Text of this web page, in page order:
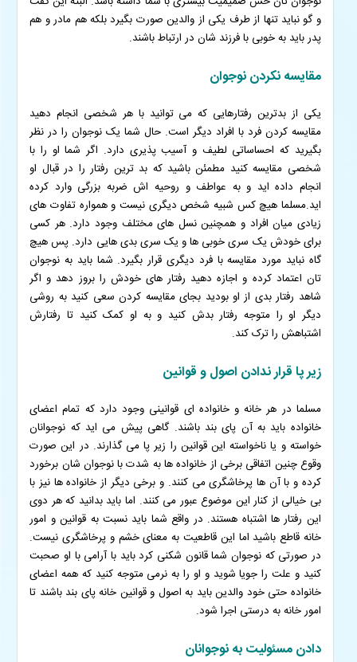
و گو نباید تنها از طرف یکی از والدین صورت بگیرد بلکه هم مادر و هم
پدر باید به خوبی با فرزند شان در ارتباط باشند.
مقایسه نکردن نوجوان
یکی از بدترین رفتارهایی که می توانید با هر شخصی انجام دهید
مقایسه کردن فرد با افراد دیگر است. حال شما یک نوجوان را در نظر
بگیرید که احساساتی لطیف و آسیب پذیری دارد. اگر شما او را با
شخصی مقایسه کنید مطمئن باشید که بد ترین رفتار را در قبال او
انجام داده اید و به عواطف و روحیه اش ضربه بزرگی وارد کرده
اید.مسلما هیچ کس شبیه شخص دیگری نیست و همواره تفاوت های
زیادی میان افراد و همچنین نسل های مختلف وجود دارد. هر کسی
برای خودش یک سری خوبی ها و یک سری بدی هایی دارد. پس هیچ
گاه نباید مورد مقایسه با فرد دیگری قرار بگیرد. شما باید به نوجوان
تان اعتماد کرده و اجازه دهید رفتار های خودش را بروز دهد و اگر
شاهد رفتار بدی از او بودید بجای مقایسه کردن سعی کنید به روشی
دیگر او را متوجه رفتار بدش کنید و به او کمک کنید تا رفتارش
اشتباهش را ترک کند.
زیر پا قرار ندادن اصول و قوانین
مسلما در هر خانه و خانواده ای قوانینی وجود دارد که تمام اعضای
خانواده باید به آن پای بند باشند. گاهی پیش می اید که نوجوانان
خواسته و یا ناخواسته این قوانین را زیر پا می گذارند. در این صورت
وقوع چنین اتفاقی برخی از خانواده ها به شدت با نوجوان شان برخورد
کرده و با آن ها پرخاشگری می کنند. و برخی دیگر از خانواده ها نیز با
بی خیالی از کنار این موضوع عبور می کنند. اما باید بدانید که هر دوی
این رفتار ها اشتباه هستند. در واقع شما باید نسبت به قوانین و امور
خانه قاطع باشید اما این قاطعیت به معنای خشم و پرخاشگری نیست.
در صورتی که نوجوان شما قانون شکنی کرد باید با آرامی با او صحبت
کنید و علت را جویا شوید و او را به نرمی متوجه کنید که همه اعضای
خانواده حتی خود والدین باید به اصول و قوانین خانه پای بند باشند تا
امور خانه به درستی اجرا شود.
دادن مسئولیت به نوجوانان